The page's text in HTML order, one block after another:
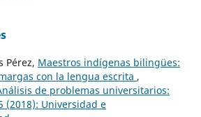
Pérez, Maestros indígenas bilingües:
con la lengua escrita ,
de problemas universitarios:
(2018): Universidad e